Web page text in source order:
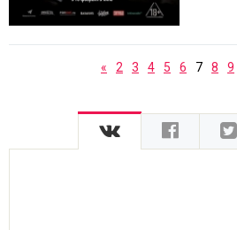
« 2 3 4 5 6 7 8 9